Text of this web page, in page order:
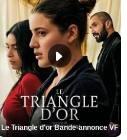
Le Triangle d'or Bande-annonce VF